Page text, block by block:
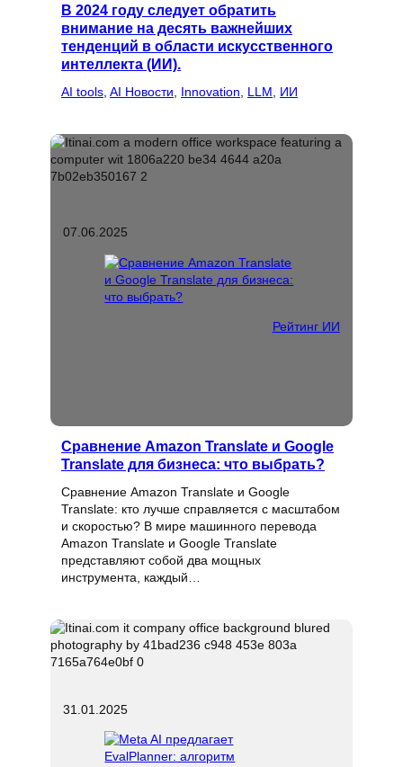
В 2024 году следует обратить
внимание на десять важнейших
тенденций в области искусственного
интеллекта (ИИ).
AI tools AI Новости Innovation LLM ИИ
07.06.2025
Рейтинг ИИ
Сравнение Amazon Translate и Google
Translate для бизнеса: что выбрать?
Сравнение Amazon Translate и Google
Translate: кто лучше справляется с масштабом
и скоростью? В мире машинного перевода
Amazon Translate и Google Translate
представляют собой два мощных
инструмента, каждый…
31.01.2025